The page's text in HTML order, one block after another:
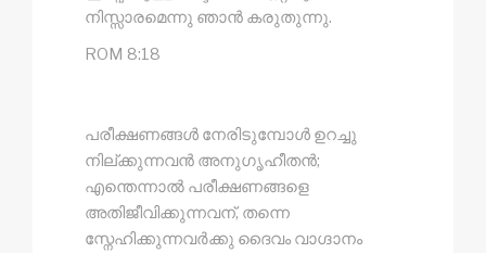
നിസ്സാരമെന്നു ഞാൻ കരുതുന്നു.
ROM 8:18
പരീക്ഷണങ്ങൾ നേരിടുമ്പോൾ ഉറച്ചു
നില്‌ക്കുന്നവൻ അനുഗൃഹീതൻ;
എന്തെന്നാൽ പരീക്ഷണങ്ങളെ
അതിജീവിക്കുന്നവന്, തന്നെ
സ്നേഹിക്കുന്നവർക്കു ദൈവം വാഗ്ദാനം